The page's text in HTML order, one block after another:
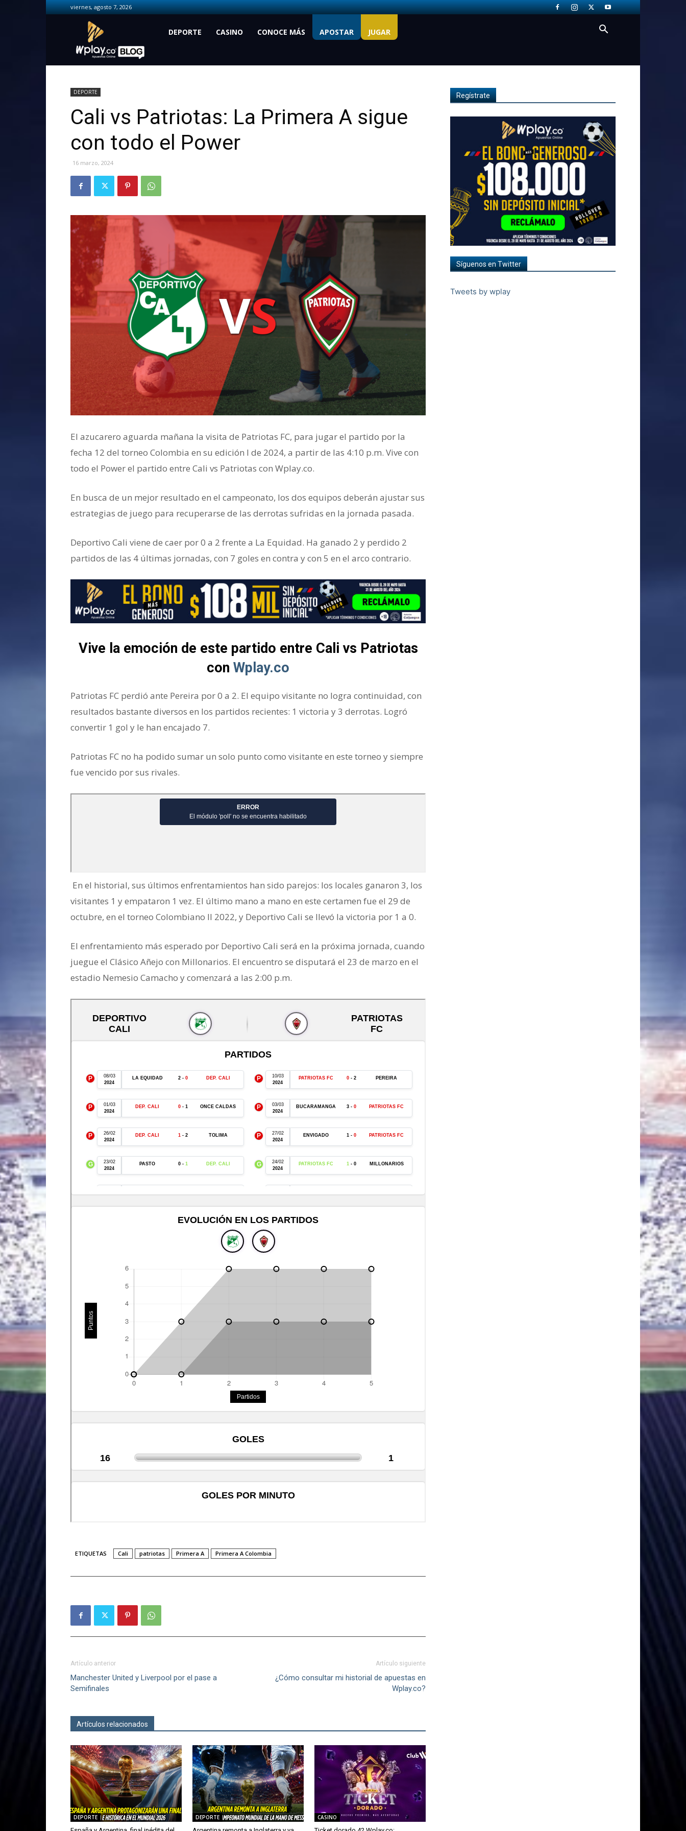
viernes, agosto 7, 2026
Wplay.co
DEPORTE CASINO CONOCE MÁS APOSTAR JUGAR
DEPORTE
Cali vs Patriotas: La Primera A sigue
con todo el Power
16 marzo, 2024
El azucarero aguarda mañana la visita de Patriotas FC, para jugar el partido por la
fecha 12 del torneo Colombia en su edición I de 2024, a partir de las 4:10 p.m. Vive con
todo el Power el partido entre Cali vs Patriotas con Wplay.co.
En busca de un mejor resultado en el campeonato, los dos equipos deberán ajustar sus
estrategias de juego para recuperarse de las derrotas sufridas en la jornada pasada.
Deportivo Cali viene de caer por 0 a 2 frente a La Equidad. Ha ganado 2 y perdido 2
partidos de las 4 últimas jornadas, con 7 goles en contra y con 5 en el arco contrario.
Vive la emoción de este partido entre Cali vs Patriotas
con Wplay.co
Patriotas FC perdió ante Pereira por 0 a 2. El equipo visitante no logra continuidad, con
resultados bastante diversos en los partidos recientes: 1 victoria y 3 derrotas. Logró
convertir 1 gol y le han encajado 7.
Patriotas FC no ha podido sumar un solo punto como visitante en este torneo y siempre
fue vencido por sus rivales.
En el historial, sus últimos enfrentamientos han sido parejos: los locales ganaron 3, los
visitantes 1 y empataron 1 vez. El último mano a mano en este certamen fue el 29 de
octubre, en el torneo Colombiano II 2022, y Deportivo Cali se llevó la victoria por 1 a 0.
El enfrentamiento más esperado por Deportivo Cali será en la próxima jornada, cuando
juegue el Clásico Añejo con Millonarios. El encuentro se disputará el 23 de marzo en el
estadio Nemesio Camacho y comenzará a las 2:00 p.m.
ETIQUETAS Cali patriotas Primera A Primera A Colombia
Artículo anterior
Manchester United y Liverpool por el pase a
Semifinales
Artículo siguiente
¿Cómo consultar mi historial de apuestas en
Wplay.co?
Artículos relacionados
DEPORTE DEPORTE CASINO
Regístrate
Síguenos en Twitter
Tweets by wplay